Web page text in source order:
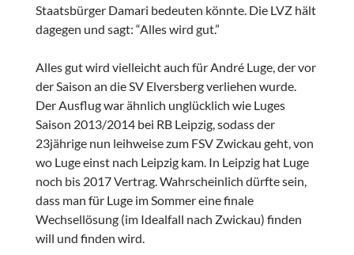
Staatsbürger Damari bedeuten könnte. Die LVZ hält
dagegen und sagt: “Alles wird gut.”
Alles gut wird vielleicht auch für André Luge, der vor
der Saison an die SV Elversberg verliehen wurde.
Der Ausflug war ähnlich unglücklich wie Luges
Saison 2013/2014 bei RB Leipzig, sodass der
23jährige nun leihweise zum FSV Zwickau geht, von
wo Luge einst nach Leipzig kam. In Leipzig hat Luge
noch bis 2017 Vertrag. Wahrscheinlich dürfte sein,
dass man für Luge im Sommer eine finale
Wechsellösung (im Idealfall nach Zwickau) finden
will und finden wird.